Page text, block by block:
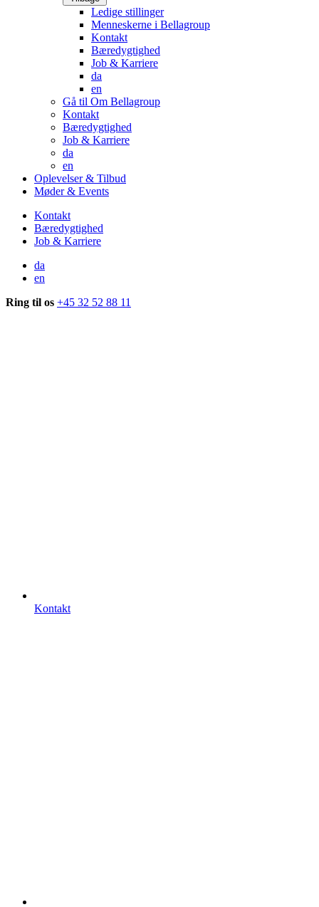
Ledige stillinger
Menneskerne i Bellagroup
Kontakt
Bæredygtighed
Job & Karriere
da
en
Gå til Om Bellagroup
Kontakt
Bæredygtighed
Job & Karriere
da
en
Oplevelser & Tilbud
Møder & Events
Kontakt
Bæredygtighed
Job & Karriere
da
en
Ring til os +45 32 52 88 11
Kontakt